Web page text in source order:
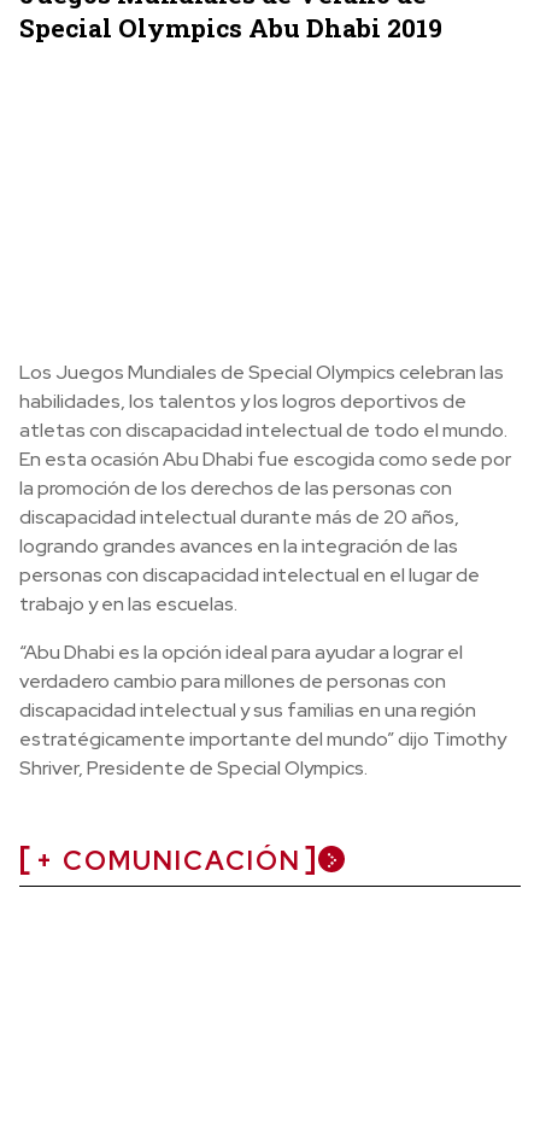
Special Olympics Abu Dhabi 2019
Los Juegos Mundiales de Special Olympics celebran las
habilidades, los talentos y los logros deportivos de
atletas con discapacidad intelectual de todo el mundo.
En esta ocasión Abu Dhabi fue escogida como sede por
la promoción de los derechos de las personas con
discapacidad intelectual durante más de 20 años,
logrando grandes avances en la integración de las
personas con discapacidad intelectual en el lugar de
trabajo y en las escuelas.
“Abu Dhabi es la opción ideal para ayudar a lograr el
verdadero cambio para millones de personas con
discapacidad intelectual y sus familias en una región
estratégicamente importante del mundo” dijo Timothy
Shriver, Presidente de Special Olympics.
+ COMUNICACIÓN